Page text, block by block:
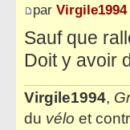
par Virgile1994
Sauf que
Doit y avoir
Virgile1994,
du vélo et